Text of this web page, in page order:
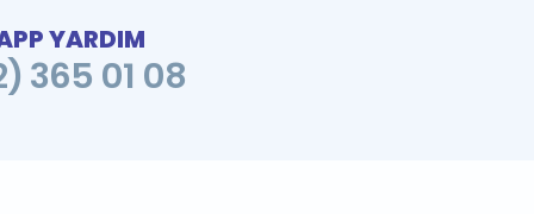
YARDIM
365 01 08